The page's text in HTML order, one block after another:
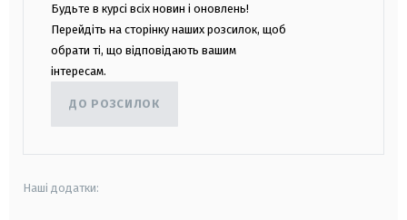
Будьте в курсі всіх новин і оновлень!
Перейдіть на сторінку наших розсилок, щоб
обрати ті, що відповідають вашим
інтересам.
ДО РОЗСИЛОК
Наші додатки: